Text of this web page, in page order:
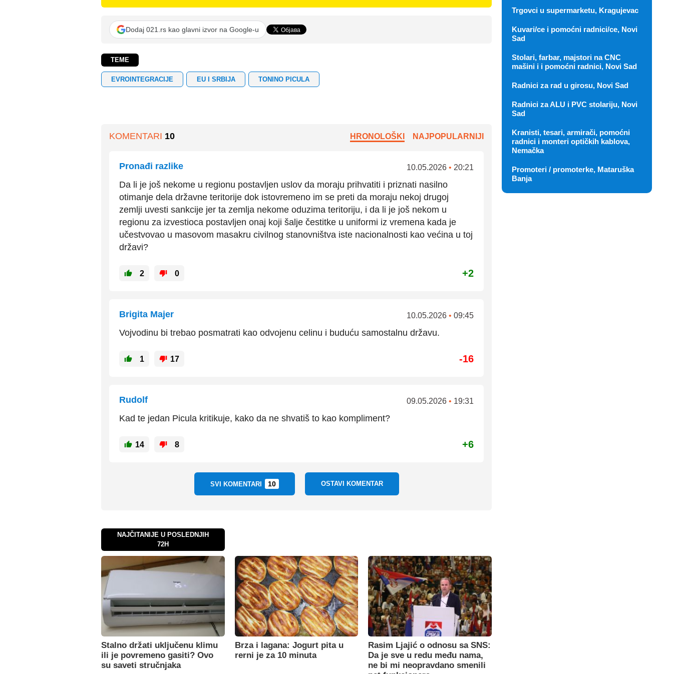
Dodaj 021.rs kao glavni izvor na Google-u
TEME
EVROINTEGRACIJE EU I SRBIJA TONINO PICULA
KOMENTARI 10 HRONOLOŠKI NAJPOPULARNIJI
Pronađi razlike 10.05.2026 • 20:21
Da li je još nekome u regionu postavljen uslov da moraju prihvatiti i priznati nasilno
otimanje dela državne teritorije dok istovremeno im se preti da moraju nekoj drugoj
zemlji uvesti sankcije jer ta zemlja nekome oduzima teritoriju, i da li je još nekom u
regionu za izvestioca postavljen onaj koji šalje čestitke u uniformi iz vremena kada je
učestvovao u masovom masakru civilnog stanovništva iste nacionalnosti kao većina u toj
državi?
2 0 +2
Brigita Majer 10.05.2026 • 09:45
Vojvodinu bi trebao posmatrati kao odvojenu celinu i buduću samostalnu državu.
1 17 -16
Rudolf 09.05.2026 • 19:31
Kad te jedan Picula kritikuje, kako da ne shvatiš to kao kompliment?
14 8 +6
SVI KOMENTARI 10 OSTAVI KOMENTAR
NAJČITANIJE U POSLEDNJIH
72H
Stalno držati uključenu klimu
ili je povremeno gasiti? Ovo
su saveti stručnjaka
Brza i lagana: Jogurt pita u
rerni je za 10 minuta
Rasim Ljajić o odnosu sa SNS:
Da je sve u redu među nama,
ne bi mi neopravdano smenili
Trgovci u supermarketu, Kragujevac
Kuvari/ce i pomoćni radnici/ce, Novi
Sad
Stolari, farbar, majstori na CNC
mašini i i pomoćni radnici, Novi Sad
Radnici za rad u girosu, Novi Sad
Radnici za ALU i PVC stolariju, Novi
Sad
Kranisti, tesari, armirači, pomoćni
radnici i monteri optičkih kablova,
Nemačka
Promoteri / promoterke, Mataruška
Banja